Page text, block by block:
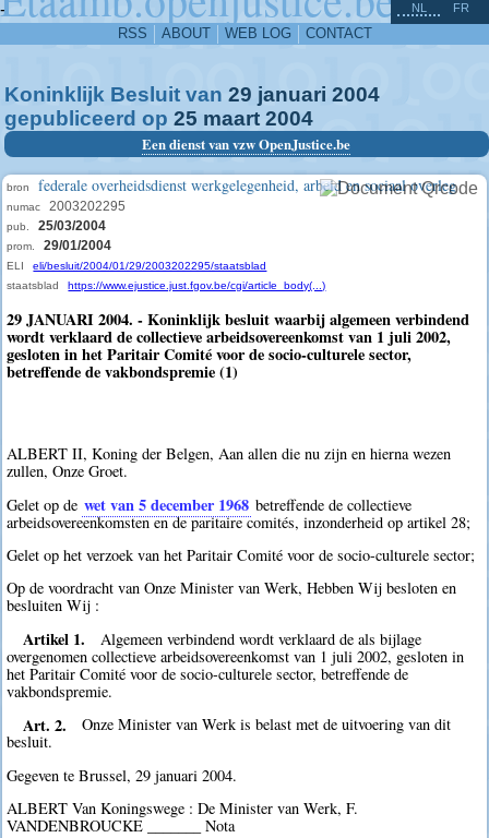
-
RSS ABOUT WEB LOG CONTACT
NL FR
Koninklijk Besluit van 29 januari 2004
gepubliceerd op 25 maart 2004
Een dienst van vzw OpenJustice.be
bron federale overheidsdienst werkgelegenheid, arbeid en sociaal overleg
numac 2003202295
pub. 25/03/2004
prom. 29/01/2004
ELI
eli/besluit/2004/01/29/2003202295/staatsblad
staatsblad
https://www.ejustice.just.fgov.be/cgi/article_body(...)
29 JANUARI 2004. - Koninklijk besluit waarbij algemeen verbindend
wordt verklaard de collectieve arbeidsovereenkomst van 1 juli 2002,
gesloten in het Paritair Comité voor de socio-culturele sector,
betreffende de vakbondspremie (1)
ALBERT II, Koning der Belgen, Aan allen die nu zijn en hierna wezen
zullen, Onze Groet.
Gelet op de wet van 5 december 1968 betreffende de collectieve
arbeidsovereenkomsten en de paritaire comités, inzonderheid op artikel 28;
Gelet op het verzoek van het Paritair Comité voor de socio-culturele sector;
Op de voordracht van Onze Minister van Werk, Hebben Wij besloten en
besluiten Wij :
Artikel 1.
Algemeen verbindend wordt verklaard de als bijlage
overgenomen collectieve arbeidsovereenkomst van 1 juli 2002, gesloten in
het Paritair Comité voor de socio-culturele sector, betreffende de
vakbondspremie.
Art. 2.
Onze Minister van Werk is belast met de uitvoering van dit
besluit.
Gegeven te Brussel, 29 januari 2004.
ALBERT Van Koningswege : De Minister van Werk, F.
VANDENBROUCKE _______ Nota
^